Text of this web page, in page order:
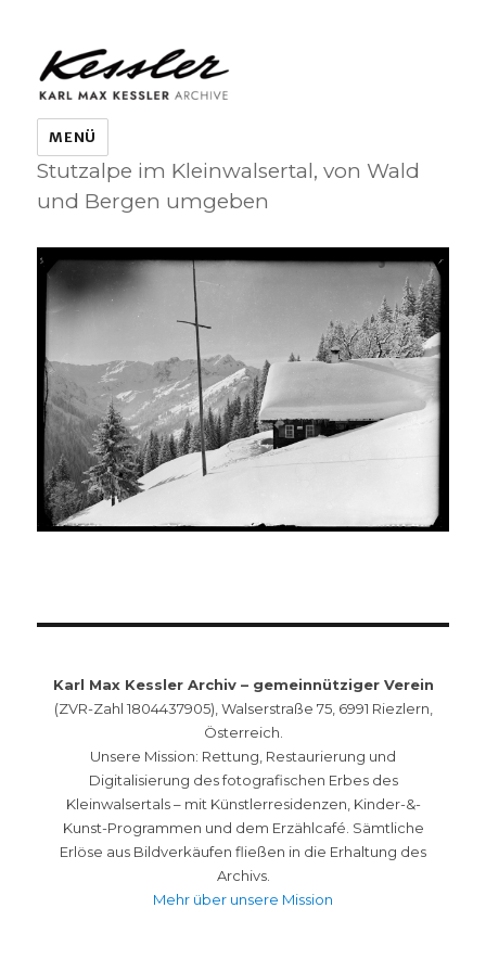
KARL MAX KESSLER ARCHIVE
MENÜ
Stutzalpe im Kleinwalsertal, von Wald
und Bergen umgeben
Karl Max Kessler Archiv – gemeinnütziger Verein
(ZVR-Zahl 1804437905), Walserstraße 75, 6991 Riezlern,
Österreich.
Unsere Mission: Rettung, Restaurierung und
Digitalisierung des fotografischen Erbes des
Kleinwalsertals – mit Künstlerresidenzen, Kinder-&-
Kunst-Programmen und dem Erzählcafé. Sämtliche
Erlöse aus Bildverkäufen fließen in die Erhaltung des
Archivs.
Mehr über unsere Mission